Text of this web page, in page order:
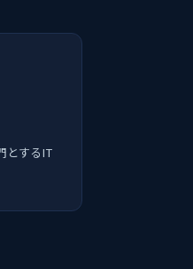
とするIT